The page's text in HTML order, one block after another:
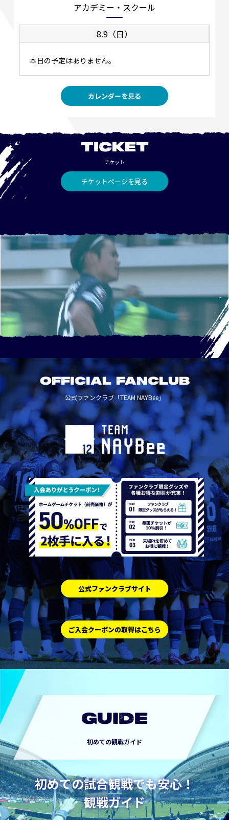
アカデミー・スクール
8.9（日）
本日の予定はありません。
カレンダーを見る
TICKET
チケット
チケットページを見る
OFFICIAL FANCLUB
公式ファンクラブ「TEAM NAYBee」
公式ファンクラブサイト
ご入会クーポンの取得はこちら
GUIDE
初めての観戦ガイド
初めての試合観戦でも安心！
観戦ガイド